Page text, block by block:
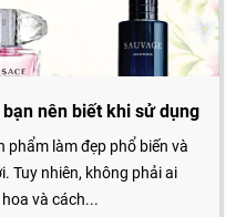
nên biết khi sử dụng
làm đẹp phổ biến và
Tuy nhiên, không phải ai
và cách...